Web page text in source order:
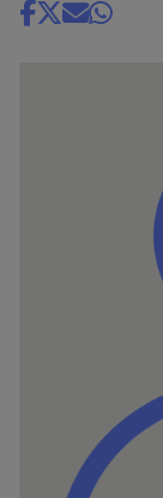
Share